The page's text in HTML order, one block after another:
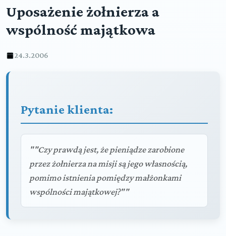
Uposażenie żołnierza a
wspólność majątkowa
24.3.2006
Pytanie klienta:
""Czy prawdą jest, że pieniądze zarobione
przez żołnierza na misji są jego własnością,
pomimo istnienia pomiędzy małżonkami
wspólności majątkowej?""